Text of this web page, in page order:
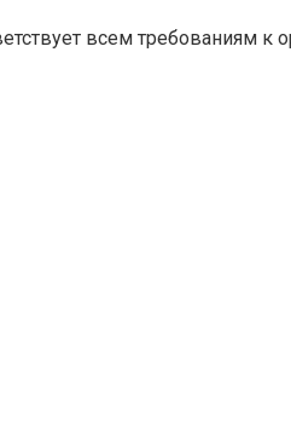
всем требованиям к